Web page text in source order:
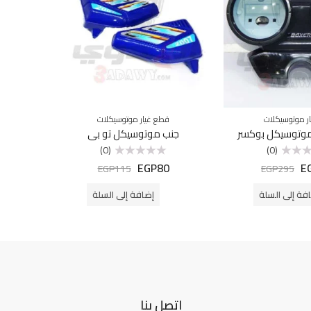
موتوسيكلات
بوكسر
(0)
EGP295
إلى السلة
قطع غيار موتوسيكلات
جنب موتوسيكل تو بي
التقييم
(0)
EGP80
EGP115
إضافة إلى السلة
اتصل بنا